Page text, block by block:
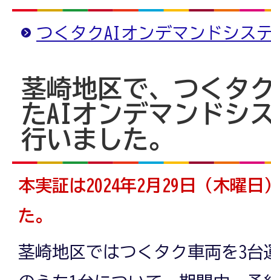
つくタクAIオンデマンドシス
茎崎地区で、つくタ
たAIオンデマンドシ
行いました。
本実証は2024年2月29日（木曜
た。
茎崎地区ではつくタク車両を3